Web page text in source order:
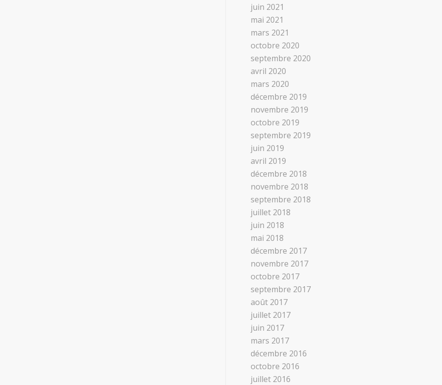
juin 2021
mai 2021
mars 2021
octobre 2020
septembre 2020
avril 2020
mars 2020
décembre 2019
novembre 2019
octobre 2019
septembre 2019
juin 2019
avril 2019
décembre 2018
novembre 2018
septembre 2018
juillet 2018
juin 2018
mai 2018
décembre 2017
novembre 2017
octobre 2017
septembre 2017
août 2017
juillet 2017
juin 2017
mars 2017
décembre 2016
octobre 2016
juillet 2016